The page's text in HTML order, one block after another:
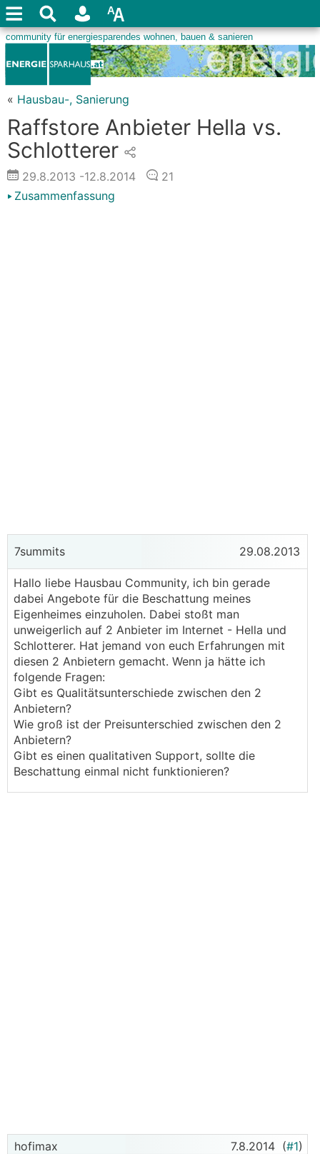
« Hausbau-, Sanierung
Raffstore Anbieter Hella vs.
Schlotterer
29.8.2013 -12.8.2014
21
Zusammenfassung
7summits 29.08.2013
Hallo liebe Hausbau Community, ich bin gerade
dabei Angebote für die Beschattung meines
Eigenheimes einzuholen. Dabei stoßt man
unweigerlich auf 2 Anbieter im Internet - Hella und
Schlotterer. Hat jemand von euch Erfahrungen mit
diesen 2 Anbietern gemacht. Wenn ja hätte ich
folgende Fragen:
Gibt es Qualitätsunterschiede zwischen den 2
Anbietern?
Wie groß ist der Preisunterschied zwischen den 2
Anbietern?
Gibt es einen qualitativen Support, sollte die
Beschattung einmal nicht funktionieren?
hofimax 7.8.2014 (#1)